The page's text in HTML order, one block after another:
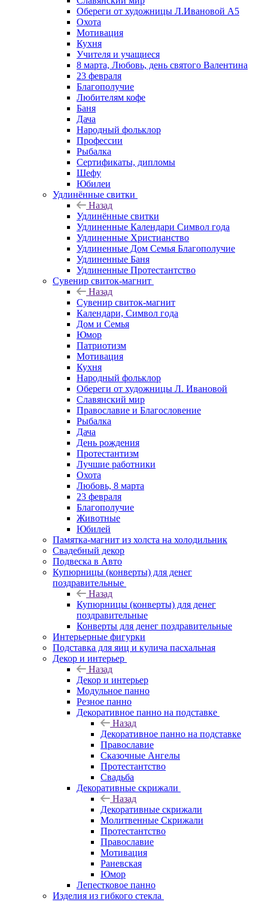
Обереги от художницы Л.Ивановой А5
Охота
Мотивация
Кухня
Учителя и учащиеся
8 марта, Любовь, день святого Валентина
23 февраля
Благополучие
Любителям кофе
Баня
Дача
Народный фольклор
Профессии
Рыбалка
Сертификаты, дипломы
Шефу
Юбилеи
Удлинённые свитки
Назад
Удлинённые свитки
Удлиненные Календари Символ года
Удлиненные Христианство
Удлиненные Дом Семья Благополучие
Удлиненные Баня
Удлиненные Протестантство
Сувенир свиток-магнит
Назад
Сувенир свиток-магнит
Календари, Символ года
Дом и Семья
Юмор
Патриотизм
Мотивация
Кухня
Народный фольклор
Обереги от художницы Л. Ивановой
Славянский мир
Православие и Благословение
Рыбалка
Дача
День рождения
Протестантизм
Лучшие работники
Охота
Любовь, 8 марта
23 февраля
Благополучие
Животные
Юбилей
Памятка-магнит из холста на холодильник
Свадебный декор
Подвеска в Авто
Купюрницы (конверты) для денег
поздравительные
Назад
Купюрницы (конверты) для денег
поздравительные
Конверты для денег поздравительные
Интерьерные фигурки
Подставка для яиц и кулича пасхальная
Декор и интерьер
Назад
Декор и интерьер
Модульное панно
Резное панно
Декоративное панно на подставке
Назад
Декоративное панно на подставке
Православие
Сказочные Ангелы
Протестантство
Свадьба
Декоративные скрижали
Назад
Декоративные скрижали
Молитвенные Скрижали
Протестантство
Православие
Мотивация
Раневская
Юмор
Лепестковое панно
Изделия из гибкого стекла